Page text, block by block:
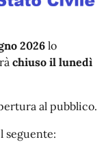
2026 lo
chiuso il lunedì
al pubblico.
seguente: